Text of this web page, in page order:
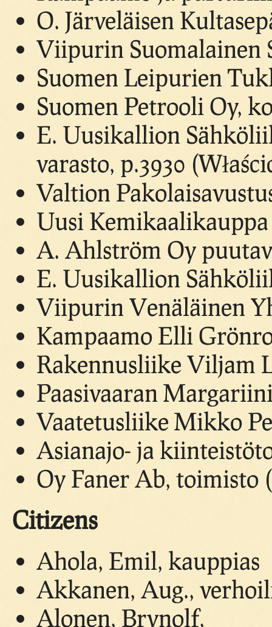
O. Järveläisen
Viipurin Suomalainen
Suomen Leipurien
Suomen Petrooli Oy,
E. Uusikallion
varasto, p.3930
Valtion
Uusi Kemikaalikauppa
A. Ahlström Oy
E. Uusikallion
Viipurin Venäläinen
Kampaamo Elli
Rakennusliike Viljam
Paasivaaran
Vaatetusliike Mikko
Asianajo- ja
Oy Faner Ab, toimisto
Citizens
Ahola, Emil, kauppias
Akkanen, Aug.,
Alonen, Brynolf,